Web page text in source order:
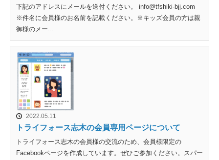
下記のアドレスにメールを送付ください。 info@tfshiki-bjj.com
※件名に会員様のお名前を記載ください。※キッズ会員の方は親
御様のメー...
2022.05.11
トライフォース志木の会員専用ページについて
トライフォース志木の会員様の交流のため、会員様限定の
Facebookページを作成しています。ぜひご参加ください。スパー